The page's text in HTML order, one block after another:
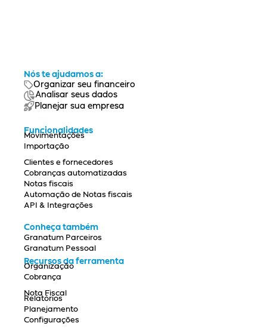
Nós te ajudamos a:
Organizar seu financeiro
Analisar seus dados
Planejar sua empresa
Funcionalidades
Movimentações
Importação
Clientes e fornecedores
Cobranças automatizadas
Notas fiscais
Automação de Notas fiscais
API & Integrações
Conheça também
Granatum Parceiros
Granatum Pessoal
Recursos da ferramenta
Organização
Cobrança
Nota Fiscal
Relatórios
Planejamento
Configurações